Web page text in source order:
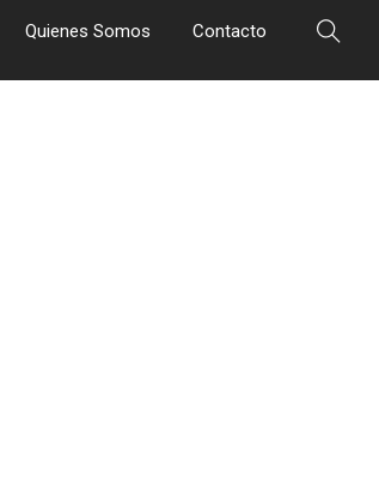
Quienes Somos Contacto